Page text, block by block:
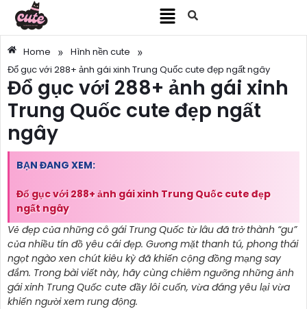
Home » Hình nền cute »
Đổ gục với 288+ ảnh gái xinh Trung Quốc cute đẹp ngất ngây
Đổ gục với 288+ ảnh gái xinh
Trung Quốc cute đẹp ngất
ngây
BẠN ĐANG XEM:
Đổ gục với 288+ ảnh gái xinh Trung Quốc cute đẹp
ngất ngây
Vẻ đẹp của những cô gái Trung Quốc từ lâu đã trở thành “gu”
của nhiều tín đồ yêu cái đẹp. Gương mặt thanh tú, phong thái
ngọt ngào xen chút kiêu kỳ đã khiến cộng đồng mạng say
đắm. Trong bài viết này, hãy cùng chiêm ngưỡng những ảnh
gái xinh Trung Quốc cute đầy lôi cuốn, vừa đáng yêu lại vừa
khiến người xem rung động.